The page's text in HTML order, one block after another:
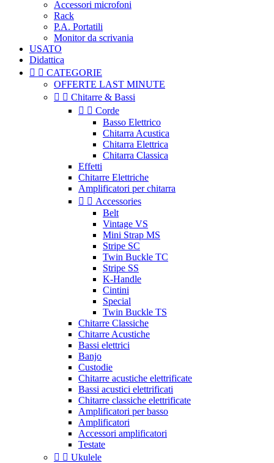
Accessori microfoni
Rack
P.A. Portatili
Monitor da scrivania
USATO
Didattica
  CATEGORIE
OFFERTE LAST MINUTE
  Chitarre & Bassi
  Corde
Basso Elettrico
Chitarra Acustica
Chitarra Elettrica
Chitarra Classica
Effetti
Chitarre Elettriche
Amplificatori per chitarra
  Accessories
Belt
Vintage VS
Mini Strap MS
Stripe SC
Twin Buckle TC
Stripe SS
K-Handle
Cintini
Special
Twin Buckle TS
Chitarre Classiche
Chitarre Acustiche
Bassi elettrici
Banjo
Custodie
Chitarre acustiche elettrificate
Bassi acustici elettrificati
Chitarre classiche elettrificate
Amplificatori per basso
Amplificatori
Accessori amplificatori
Testate
  Ukulele